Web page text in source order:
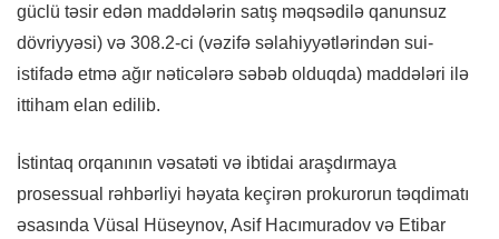
güclü təsir edən maddələrin satış məqsədilə qanunsuz
dövriyyəsi) və 308.2-ci (vəzifə səlahiyyətlərindən sui-
istifadə etmə ağır nəticələrə səbəb olduqda) maddələri ilə
ittiham elan edilib.
İstintaq orqanının vəsatəti və ibtidai araşdırmaya
prosessual rəhbərliyi həyata keçirən prokurorun təqdimatı
əsasında Vüsal Hüseynov, Asif Hacımuradov və Etibar